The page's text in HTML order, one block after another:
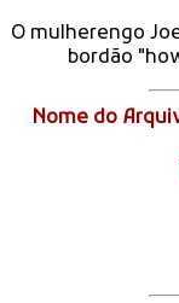
O mulherengo
bordão
Nome do